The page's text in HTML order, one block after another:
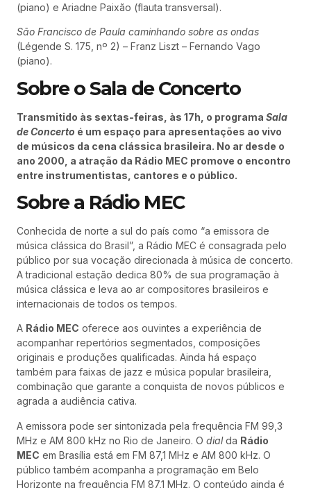
(piano) e Ariadne Paixão (flauta transversal).
São Francisco de Paula caminhando sobre as ondas
(Légende S. 175, nº 2) – Franz Liszt – Fernando Vago
(piano).
Sobre o Sala de Concerto
Transmitido às sextas-feiras, às 17h, o programa Sala
de Concerto é um espaço para apresentações ao vivo
de músicos da cena clássica brasileira. No ar desde o
ano 2000, a atração da Rádio MEC promove o encontro
entre instrumentistas, cantores e o público.
Sobre a Rádio MEC
Conhecida de norte a sul do país como “a emissora de
música clássica do Brasil”, a Rádio MEC é consagrada pelo
público por sua vocação direcionada à música de concerto.
A tradicional estação dedica 80% de sua programação à
música clássica e leva ao ar compositores brasileiros e
internacionais de todos os tempos.
A Rádio MEC oferece aos ouvintes a experiência de
acompanhar repertórios segmentados, composições
originais e produções qualificadas. Ainda há espaço
também para faixas de jazz e música popular brasileira,
combinação que garante a conquista de novos públicos e
agrada a audiência cativa.
A emissora pode ser sintonizada pela frequência FM 99,3
MHz e AM 800 kHz no Rio de Janeiro. O dialda Rádio
MEC em Brasília está em FM 87,1 MHz e AM 800 kHz. O
público também acompanha a programação em Belo
Horizonte na frequência FM 87,1 MHz. O conteúdo ainda é